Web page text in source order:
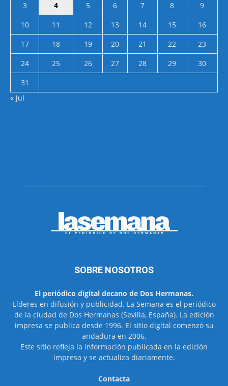
3
4 5 6 7 8
9
10
11 12 13 14 15
16
17
18 19 20 21 22
23
24
25 26 27 28 29
30
31
« Jul
SOBRE NOSOTROS
El periódico digital decano de Dos Hermanas.
Líderes en difusión y publicidad. La Semana es el periódico
de la ciudad de Dos Hermanas (Sevilla, España). La edición
impresa se publica desde 1996. El sitio digital comenzó su
andadura en 2006.
Este sitio refleja la información publicada en la edición
impresa y se actualiza diariamente.
Contacta